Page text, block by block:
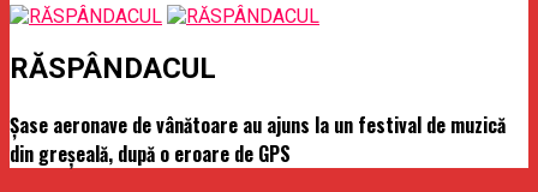
RĂSPÂNDACUL
Şase aeronave de vânătoare au ajuns la un festival de muzică
din greşeală, după o eroare de GPS